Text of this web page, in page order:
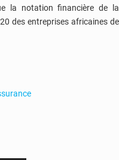
la notation financière de la
des entreprises africaines de